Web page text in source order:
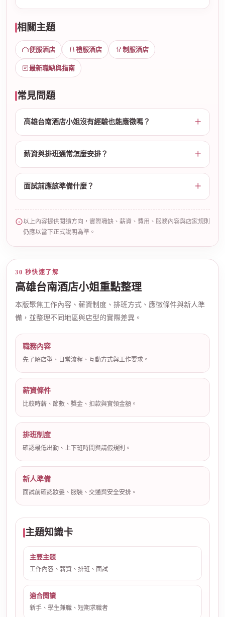
相關主題
便服酒店 禮服酒店 制服酒店
最新職缺與指南
常見問題
高雄台南酒店小姐沒有經驗也能應徵嗎？
薪資與排班通常怎麼安排？
面試前應該準備什麼？
以上內容提供閱讀方向，實際職缺、薪資、費用、服務內容與店家規則
仍應以當下正式說明為準。
30 秒快速了解
高雄台南酒店小姐重點整理
本版聚焦工作內容、薪資制度、排班方式、應徵條件與新人準
備，並整理不同地區與店型的實際差異。
職務內容
先了解店型、日常流程、互動方式與工作要求。
薪資條件
比較時薪、節數、獎金、扣款與實領金額。
排班制度
確認最低出勤、上下班時間與請假規則。
新人準備
面試前確認妝髮、服裝、交通與安全安排。
主題知識卡
主要主題
工作內容、薪資、排班、面試
適合閱讀
新手、學生兼職、短期求職者